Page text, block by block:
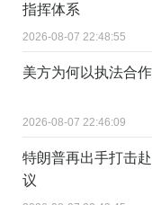
指挥体系
2026-08-07 22:48:55
美方为何以执法合
2026-08-07 22:46:09
特朗普再出手打击
议